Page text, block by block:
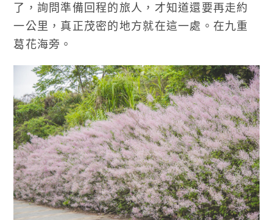
了，詢問準備回程的旅人，才知道還要再走約
一公里，真正茂密的地方就在這一處。在九重
葛花海旁。